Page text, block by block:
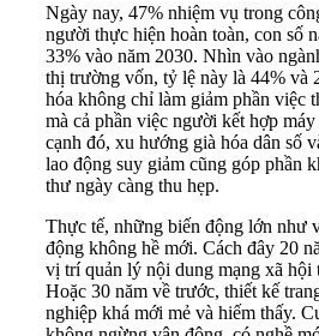
Ngày nay, 47% nhiệm vụ trong
người thực hiện hoàn toàn, con số
33% vào năm 2030. Nhìn vào
thị trường vốn, tỷ lệ này là 44% và
hóa không chỉ làm giảm phần việc
mà cả phần việc người kết hợp
cạnh đó, xu hướng già hóa dân số
lao động suy giảm cũng góp phần
thư ngày càng thu hẹp.
Thực tế, những biến động lớn như
động không hề mới. Cách đây 20
vị trí quản lý nội dung mạng xã hội
Hoặc 30 năm về trước, thiết kế
nghiệp khá mới mẻ và hiếm thấy.